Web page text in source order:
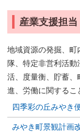
産業支援担当
地域資源の発掘、町
隊、特定非営利活
活、度量衡、貯蓄、
進、労働に関するこ
四季彩の丘みやき
みやき町景観計画